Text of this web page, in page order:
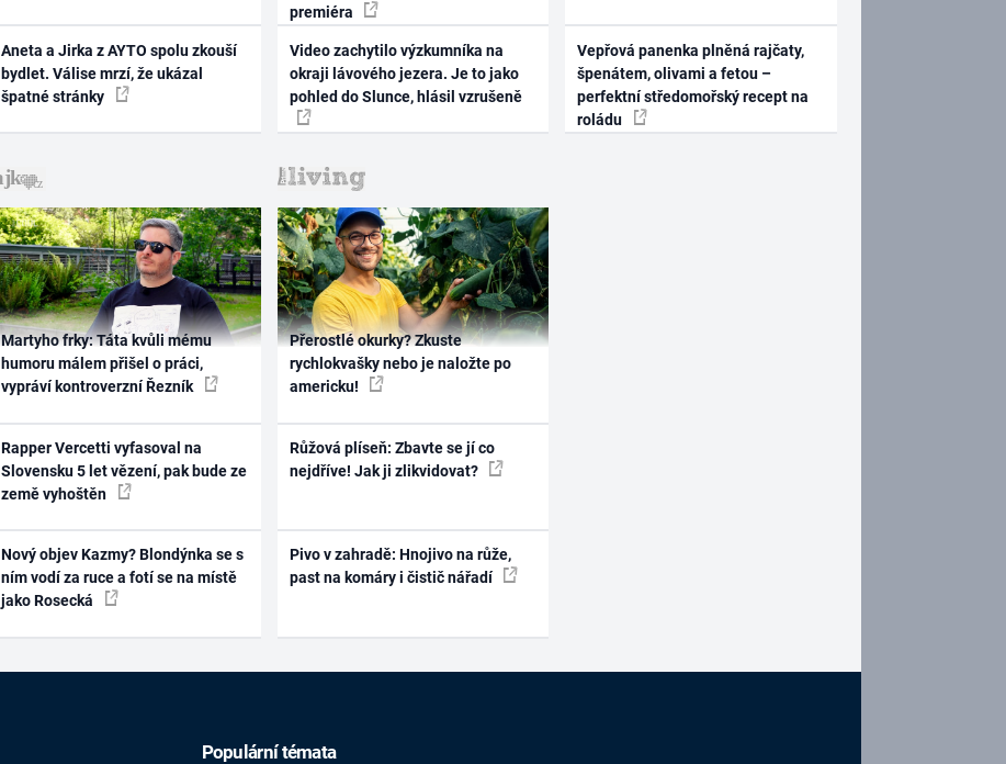
Aneta a Jirka z AYTO spolu zkouší
bydlet. Válise mrzí, že ukázal
špatné stránky
premiéra
Video zachytilo výzkumníka na
okraji lávového jezera. Je to jako
pohled do Slunce, hlásil vzrušeně
Vepřová panenka plněná rajčaty,
špenátem, olivami a fetou –
perfektní středomořský recept na
roládu
Martyho frky: Táta kvůli mému
humoru málem přišel o práci,
vypráví kontroverzní Řezník
Rapper Vercetti vyfasoval na
Slovensku 5 let vězení, pak bude ze
země vyhoštěn
Nový objev Kazmy? Blondýnka se s
ním vodí za ruce a fotí se na místě
jako Rosecká
Přerostlé okurky? Zkuste
rychlokvašky nebo je naložte po
americku!
Růžová plíseň: Zbavte se jí co
nejdříve! Jak ji zlikvidovat?
Pivo v zahradě: Hnojivo na růže,
past na komáry i čistič nářadí
Populární témata